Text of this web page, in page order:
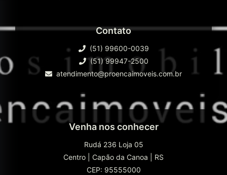
Contato
(51) 99600-0039
(51) 99947-2500
atendimento@proencaimoveis.com.br
Venha nos conhecer
Rudá 236 Loja 05
Centro
Capão da Canoa
RS
CEP: 95555000